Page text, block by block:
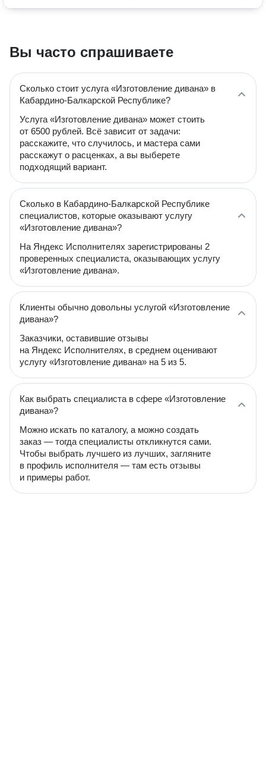
Вы часто спрашиваете
Сколько стоит услуга «Изготовление дивана» в
Кабардино-Балкарской Республике?
Услуга «Изготовление дивана» может стоить
от 6500 рублей. Всё зависит от задачи:
расскажите, что случилось, и мастера сами
расскажут о расценках, а вы выберете
подходящий вариант.
Сколько в Кабардино-Балкарской Республике
специалистов, которые оказывают услугу
«Изготовление дивана»?
На Яндекс Исполнителях зарегистрированы 2
проверенных специалиста, оказывающих услугу
«Изготовление дивана».
Клиенты обычно довольны услугой «Изготовление
дивана»?
Заказчики, оставившие отзывы
на Яндекс Исполнителях, в среднем оценивают
услугу «Изготовление дивана» на 5 из 5.
Как выбрать специалиста в сфере «Изготовление
дивана»?
Можно искать по каталогу, а можно создать
заказ — тогда специалисты откликнутся сами.
Чтобы выбрать лучшего из лучших, загляните
в профиль исполнителя — там есть отзывы
и примеры работ.